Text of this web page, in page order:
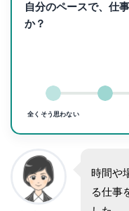
自分のペースで、仕
か？
全くそう思わない
時間や
る仕事